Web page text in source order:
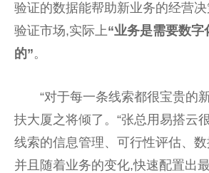
验证的数据能帮助新业务的经营
验证市场,实际上“业务是需要数字
的”。
“对于每一条线索都很宝贵的
扶大厦之将倾了。“张总用易搭云
线索的信息管理、可行性评估、
并且随着业务的变化,快速配置出